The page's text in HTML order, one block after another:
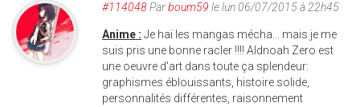
#114048Parboum59 le lun 06/07/2015 à 22h45
Anime : Je haï les mangas mécha... mais je me
suis pris une bonne racler !!!! Aldnoah Zero est
une oeuvre d'art dans toute ça splendeur:
graphismes éblouissants, histoire solide,
personnalités différentes, raisonnement